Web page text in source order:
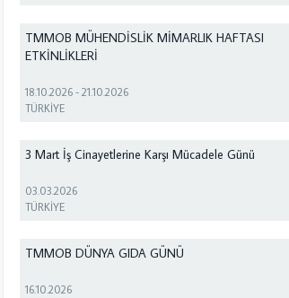
TMMOB MÜHENDİSLİK MİMARLIK HAFTASI
ETKİNLİKLERİ
18.10.2026 -21.10.2026
TÜRKİYE
3 Mart İş Cinayetlerine Karşı Mücadele Günü
03.03.2026
TÜRKİYE
TMMOB DÜNYA GIDA GÜNÜ
16.10.2026